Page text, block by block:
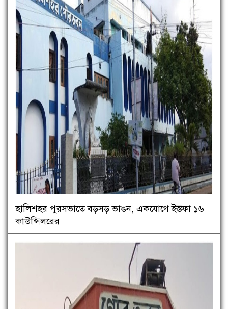
হালিশহর পুরসভাতে বড়সড় ভাঙন, একযোগে ইস্তফা ১৬
কাউন্সিলরের